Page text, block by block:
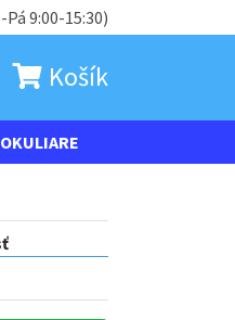
Pá 9:00-15:30)
Košík
OKULIARE